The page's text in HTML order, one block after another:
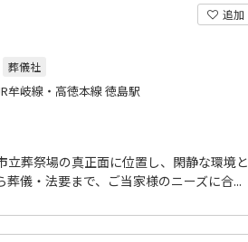
追加
葬儀社
牟岐線・高徳本線 徳島駅
立葬祭場の真正面に位置し、閑静な環境と
儀・法要まで、ご当家様のニーズに合...